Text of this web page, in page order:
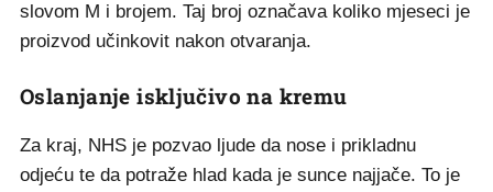
slovom M i brojem. Taj broj označava koliko mjeseci je
proizvod učinkovit nakon otvaranja.
Oslanjanje isključivo na kremu
Za kraj, NHS je pozvao ljude da nose i prikladnu
odjeću te da potraže hlad kada je sunce najjače. To je